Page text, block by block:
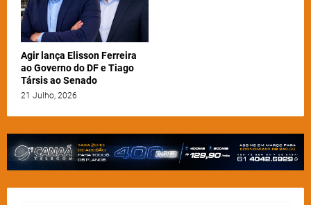
Agir lança Elisson Ferreira
ao Governo do DF e Tiago
Társis ao Senado
21 Julho, 2026